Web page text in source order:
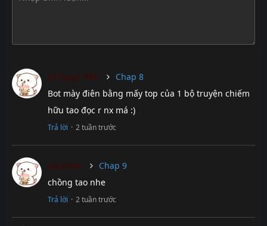
Chap 18
trước
Chap 16
Chap 15
6 tháng
Chap 14
Chap 13
Chap 12
Chap 11
7 tháng
Lê Ngọc Hân
Chap 8
Bot mày điên bằng mấy top của 1 bộ truyện chiếm
hữu tao đọc r nx má :)
Trả lời · 2 tuần trước
quockiet
Chap 9
chồng tao nhe
Trả lời · 2 tuần trước